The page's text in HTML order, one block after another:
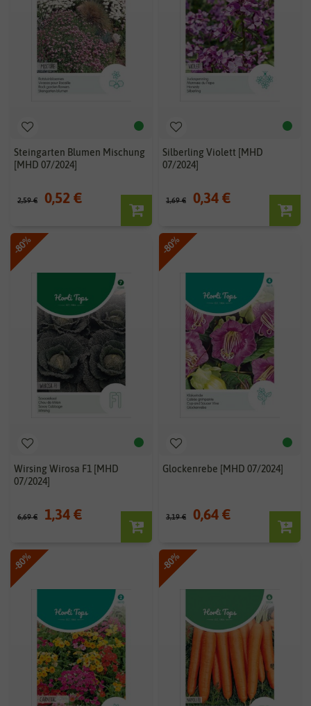
Steingarten Blumen Mischung
[MHD 07/2024]
2,59 € 0,52 €
Silberling Violett [MHD
07/2024]
1,69 € 0,34 €
-80%
Wirsing Wirosa F1 [MHD
07/2024]
6,69 € 1,34 €
-80%
Glockenrebe [MHD 07/2024]
3,19 € 0,64 €
-80% -80%